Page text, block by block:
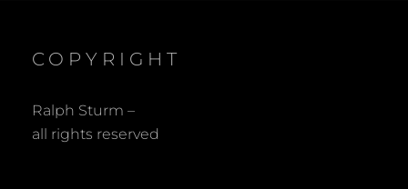
COPYRIGHT
Ralph Sturm –
all rights reserved